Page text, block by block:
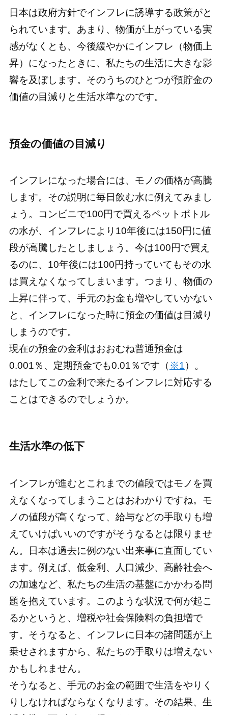
日本は政府方針でインフレに誘導する政策がと
られています。あまり、物価が上がっている実
感がなくとも、今後緩やかにインフレ（物価上
昇）になったときに、私たちの生活に大きな影
響を及ぼします。そのうちのひとつが預貯金の
価値の目減りと生活水準なのです。
預金の価値の目減り
インフレになった場合には、モノの価格が高騰
します。その説明に毎日飲む水に例えてみまし
ょう。コンビニで100円で買えるペットボトル
の水が、インフレにより10年後には150円に値
段が高騰したとしましょう。今は100円で買え
るのに、10年後には100円持っていてもその水
は買えなくなってしまいます。つまり、物価の
上昇に伴って、手元のお金も増やしていかない
と、インフレになった時に預金の価値は目減り
しまうのです。
現在の預金の金利はおおむね普通預金は
0.001％、定期預金でも0.01％です（ ※1）。
はたしてこの金利で来たるインフレに対応する
ことはできるのでしょうか。
生活水準の低下
インフレが進むとこれまでの値段ではモノを買
えなくなってしまうことはおわかりですね。モ
ノの値段が高くなって、給与などの手取りも増
えていけばいいのですがそうなるとは限りませ
ん。日本は過去に例のない出来事に直面してい
ます。例えば、低金利、人口減少、高齢社会へ
の加速など、私たちの生活の基盤にかかわる問
題を抱えています。このような状況で何が起こ
るかというと、増税や社会保険料の負担増で
す。そうなると、インフレに日本の諸問題が上
乗せされますから、私たちの手取りは増えない
かもしれません。
そうなると、手元のお金の範囲で生活をやりく
りしなければならなくなります。その結果、生